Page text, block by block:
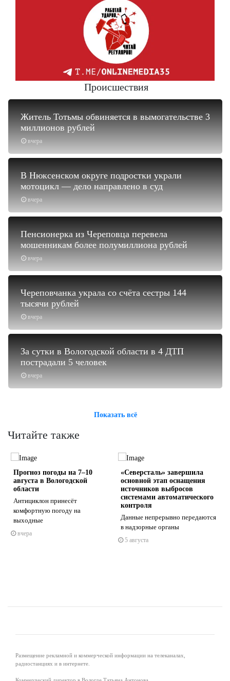
Происшествия
вчера
Житель Тотьмы обвиняется в вымогательстве 3
миллионов рублей
вчера
В Нюксенском округе подростки украли
мотоцикл — дело направлено в суд
вчера
Пенсионерка из Череповца перевела
мошенникам более полумиллиона рублей
вчера
Череповчанка украла со счёта сестры 144
тысячи рублей
вчера
За сутки в Вологодской области в 4 ДТП
пострадали 5 человек
Показать всё
Читайте также
Прогноз погоды на 7–10
августа в Вологодской
области
Антициклон принесёт
комфортную погоду на
выходные
вчера
«Северсталь» завершила
основной этап оснащения
источников выбросов
системами автоматического
контроля
Данные непрерывно передаются
в надзорные органы
5 августа
Размещение рекламной и коммерческой информации на телеканалах,
радиостанциях и в интернете.